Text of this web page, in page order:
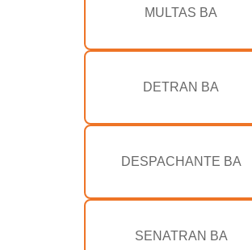
MULTAS BA
DETRAN BA
DESPACHANTE BA
SENATRAN BA